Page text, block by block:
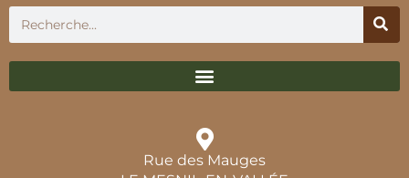
Rue des Mauges